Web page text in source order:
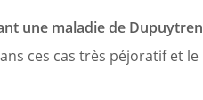
une maladie de Dupuytren
ces cas très péjoratif et le